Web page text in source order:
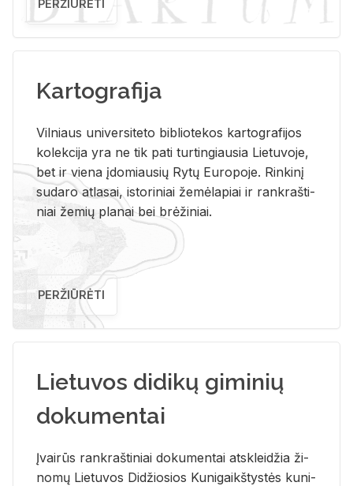
PERŽIŪRĖTI
Kartografija
Vil­niaus uni­ver­si­te­to bi­b­lio­te­kos kar­to­gra­fi­jos
ko­lek­ci­ja yra ne tik pati tur­tin­giau­sia Lie­tu­vo­je,
bet ir vie­na įdo­miau­sių Rytų Eu­ro­po­je. Rin­ki­nį
su­da­ro at­la­sai, is­to­ri­niai že­mė­la­piai ir rank­raš­ti­
niai že­mių pla­nai bei brė­ži­niai.
PERŽIŪRĖTI
Lietuvos didikų giminių
dokumentai
Įvai­rūs rank­raš­ti­niai do­ku­men­tai at­sklei­džia ži­
no­mų Lie­tu­vos Di­džio­sios Ku­ni­gaikš­tys­tės ku­ni­